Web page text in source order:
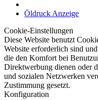
Öldruck Anzeige
Cookie-Einstellungen
Diese Website benutzt
Website erforderlich sind
die den Komfort bei
Direktwerbung dienen oder
und sozialen Netzwerken
Zustimmung gesetzt.
Konfiguration